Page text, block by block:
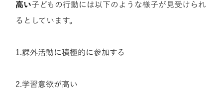
高い子どもの行動には以下のような様子が見受けられ
るとしています。
1.課外活動に積極的に参加する
2.学習意欲が高い